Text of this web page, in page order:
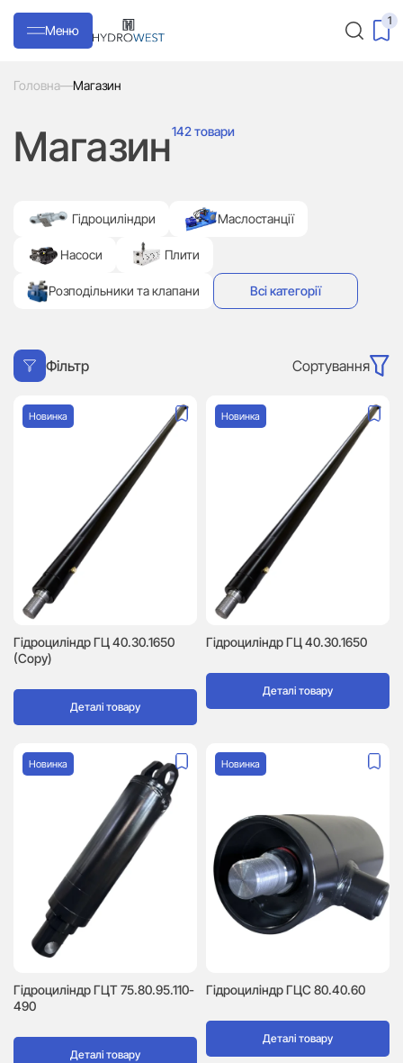
Меню
1
Головна—Магазин
Магазин142 товари
Гідроциліндри Маслостанції
Насоси Плити
Розподільники та клапани Всі категорії
Фільтр Сортування
Гідроциліндр ГЦ 40.30.1650
(Copy)
Деталі товару
Новинка
Гідроциліндр ГЦ 40.30.1650
Деталі товару
Новинка
Гідроциліндр ГЦТ 75.80.95.110-
490
Деталі товару
Новинка
Гідроциліндр ГЦC 80.40.60
Деталі товару
Новинка